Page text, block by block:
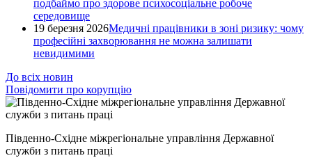
подбаймо про здорове психосоціальне робоче
середовище
19 березня 2026Медичні працівники в зоні ризику: чому
професійні захворювання не можна залишати
невидимими
До всіх новин
Повідомити про корупцію
Південно-Східне міжрегіональне управління Державної
служби з питань праці